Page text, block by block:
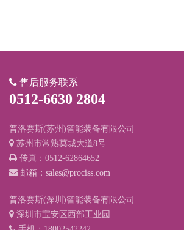
售后服务联系
0512-6630 2804
普洛赛斯(苏州)智能装备有限公司
苏州市常熟莫城大道8号
传真：0512-62864652
邮箱：sales@prociss.com
普洛赛斯(深圳)智能装备有限公司
深圳市宝安区西部工业园